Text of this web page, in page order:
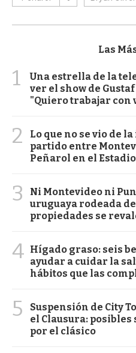
Las
1
Una estrella de la
ver el show de
"Quiero trabajar con
2
Lo que no se vio de
partido entre
Peñarol en el
3
Ni Montevideo ni
uruguaya rodeada
propiedades se
4 Hígado graso: seis
ayudar a cuidar la
hábitos que las
5
Suspensión de City
el Clausura:
por el clásico